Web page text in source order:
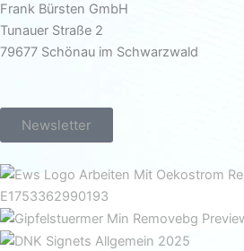
Frank Bürsten GmbH
Tunauer Straße 2
79677 Schönau im Schwarzwald
Newsletter